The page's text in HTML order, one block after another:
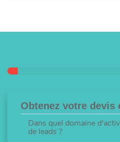
Obtenez votre devis
Dans quel domaine
de leads ?